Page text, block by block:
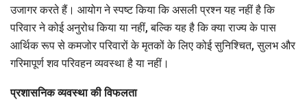
उजागर करते हैं। आयोग ने स्पष्ट किया कि असली प्रश्न यह नहीं है कि
परिवार ने कोई अनुरोध किया या नहीं, बल्कि यह है कि क्या राज्य के पास
आर्थिक रूप से कमजोर परिवारों के मृतकों के लिए कोई सुनिश्चित, सुलभ और
गरिमापूर्ण शव परिवहन व्यवस्था है या नहीं।
प्रशासनिक व्यवस्था की विफलता